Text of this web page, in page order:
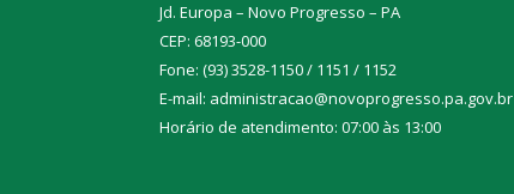
Jd. Europa – Novo Progresso – PA
CEP: 68193-000
Fone: (93) 3528-1150 / 1151 / 1152
E-mail: administracao@novoprogresso.pa.gov.br
Horário de atendimento: 07:00 às 13:00